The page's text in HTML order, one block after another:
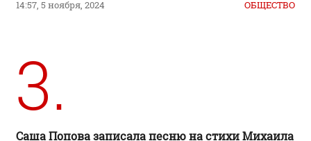
14:57, 5 ноября, 2024 ОБЩЕСТВО
3.
Саша Попова записала песню на стихи Михаила